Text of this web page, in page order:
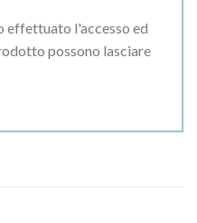
effettuato l'accesso ed
possono lasciare